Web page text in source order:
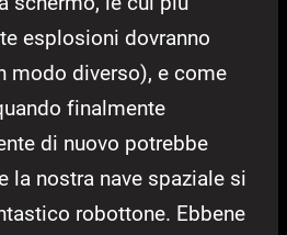
esplosioni dovranno
modo diverso), e come
finalmente
di nuovo potrebbe
la nostra nave spaziale si
robottone. Ebbene